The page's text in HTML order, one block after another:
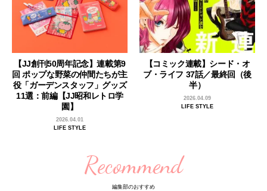
【JJ創刊50周年記念】連載第9
回 ポップな野菜の仲間たちが主
役「ガーデンスタッフ」グッズ
11選：前編【JJ昭和レトロ学
園】
2026.04.01
LIFE STYLE
【コミック連載】シード・オ
ブ・ライフ 37話／最終回（後
半）
2026.04.09
LIFE STYLE
Recommend
編集部のおすすめ